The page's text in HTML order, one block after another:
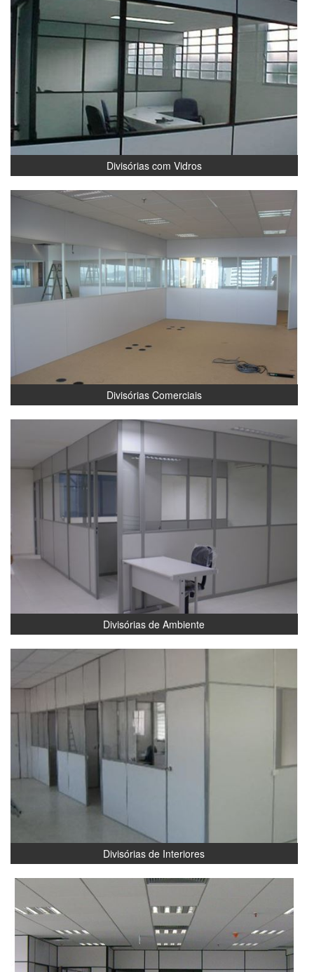
Divisórias com Vidros
Divisórias Comerciais
Divisórias de Ambiente
Divisórias de Interiores